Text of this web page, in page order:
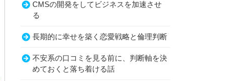
CMSの開発をしてビジネスを加速させ
る
長期的に幸せを築く恋愛戦略と倫理判断
不安系の口コミを見る前に、判断軸を決
めておくと落ち着ける話